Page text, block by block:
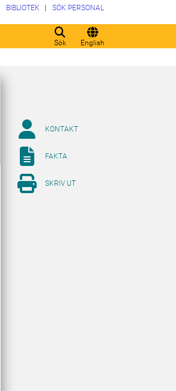
Sök English
BIBLIOTEK SÖK PERSONAL
KONTAKT
FAKTA
SKRIV UT